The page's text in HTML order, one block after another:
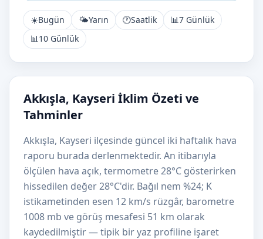
☀️Bugün 🌤️Yarın 🕐Saatlik 📊7 Günlük
📊10 Günlük
Akkışla, Kayseri İklim Özeti ve
Tahminler
Akkışla, Kayseri ilçesinde güncel iki haftalık hava
raporu burada derlenmektedir. An itibarıyla
ölçülen hava açık, termometre 28°C gösterirken
hissedilen değer 28°C'dir. Bağıl nem %24; K
istikametinden esen 12 km/s rüzgâr, barometre
1008 mb ve görüş mesafesi 51 km olarak
kaydedilmiştir — tipik bir yaz profiline işaret